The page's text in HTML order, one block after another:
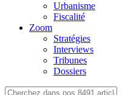
Urbanisme
Fiscalité
Zoom
Stratégies
Interviews
Tribunes
Dossiers